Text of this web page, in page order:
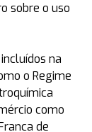
sobre o uso
na
o Regime
como
de